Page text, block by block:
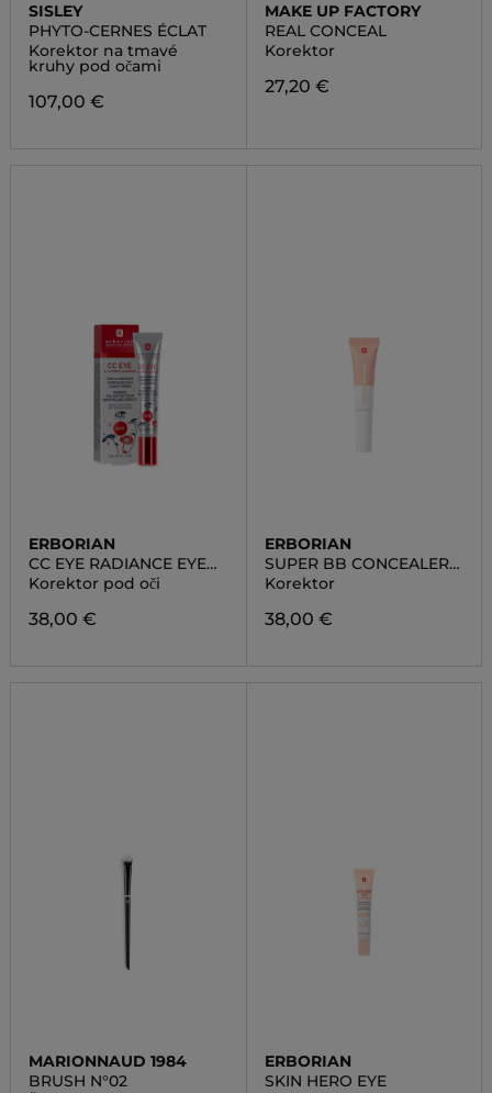
SISLEY
PHYTO-CERNES ÉCLAT
Korektor na tmavé
kruhy pod očami
107,00 €
MAKE UP FACTORY
REAL CONCEAL
Korektor
27,20 €
ERBORIAN
CC EYE RADIANCE EYE
CONTOUR CREAM
Korektor pod oči
38,00 €
ERBORIAN
SUPER BB CONCEALER
NUDE
Korektor
38,00 €
MARIONNAUD 1984
BRUSH N°02
ERBORIAN
SKIN HERO EYE